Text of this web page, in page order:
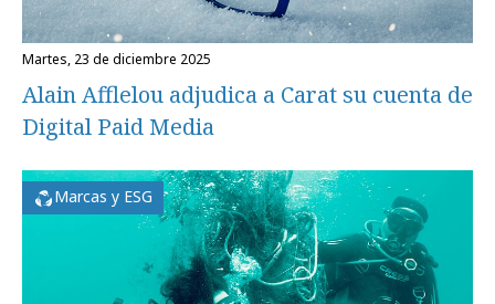
martes, 23 de diciembre 2025
Alain Afflelou adjudica a Carat su cuenta de
Digital Paid Media
Marcas y ESG